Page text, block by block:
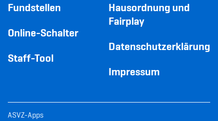
Fundstellen
Online-Schalter
Staff-Tool
Hausordnung und
Fairplay
Datenschutzerklärung
Impressum
ASVZ-Apps